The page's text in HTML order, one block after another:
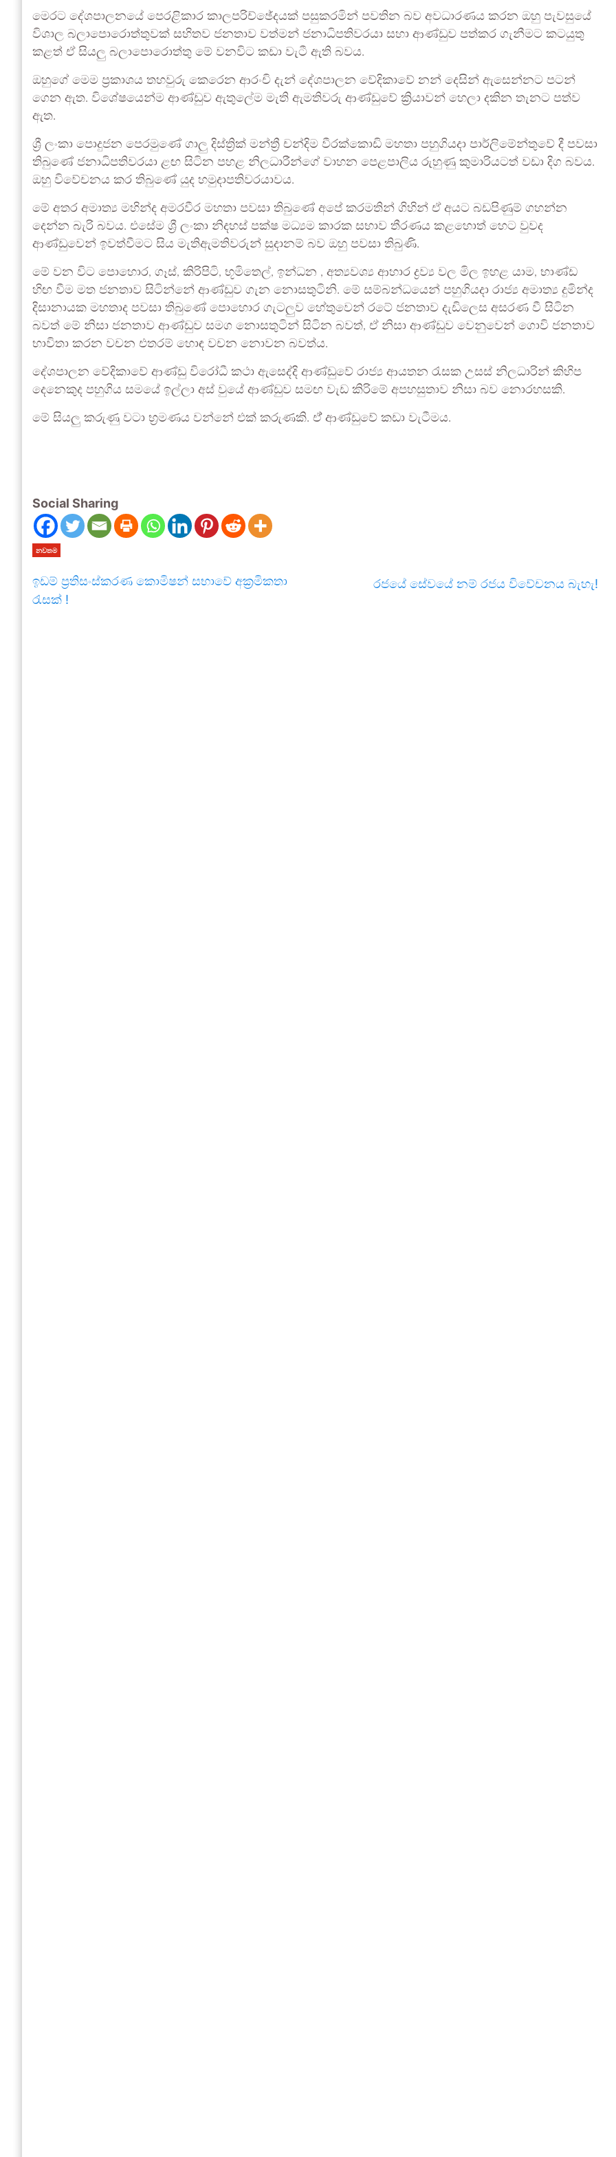
මෙරට දේශපාලනයේ පෙරළිකාර කාලපරිච්ඡේදයක් පසුකරමින් පවතින බව අවධාරණය කරන ඔහු පැවසුයේ
විශාල බලාපොරොත්තුවක් සහිතව ජනතාව වත්මන් ජනාධිපතිවරයා සහා ආණ්ඩුව පත්කර ගැනීමට කටයුතු
කළත් ඒ සියලු බලාපොරොත්තු මේ වනවිට කඩා වැටී ඇති බවය.
ඔහුගේ මෙම ප්‍රකාශය තහවුරු කෙරෙන ආරංචි දැන් දේශපාලන වේදිකාවේ නන් දෙසින් ඇසෙන්නට පටන්
ගෙන ඇත. විශේෂයෙන්ම ආණ්ඩුව ඇතුලේම මැති ඇමතිවරු ආණ්ඩුවේ ක්‍රියාවන් හෙලා දකින තැනට පත්ව
ඇත.
ශ්‍රී ලංකා පොදුජන පෙරමුණේ ගාලු දිස්ත්‍රික් මන්ත්‍රී චන්දිම වීරක්කොඩි මහතා පහුගියදා පාර්ලිමේන්තුවේ දී පවසා
තිබුණේ ජනාධිපතිවරයා ළඟ සිටින පහළ නිලධාරීන්ගේ වාහන පෙළපාලිය රුහුණු කුමාරියටත් වඩා දිග බවය.
ඔහු විවේචනය කර තිබුණේ යුද හමුදාපතිවරයාවය.
මේ අතර අමාත්‍ය මහින්ද අමරවීර මහතා පවසා තිබුණේ අපේ කරමතින් ගිහින් ඒ අයට බඩපිණුම් ගහන්න
දෙන්න බැරි බවය. එසේම ශ්‍රී ලංකා නිදහස් පක්ෂ මධ්‍යම කාරක සභාව තීරණය කළහොත් හෙට වුවද
ආණ්ඩුවෙන් ඉවත්වීමට සිය මැතිඇමතිවරුන් සුදානම් බව ඔහු පවසා තිබුණි.
මේ වන විට පොහොර, ගෑස්, කිරිපිටි, භූමිතෙල්, ඉන්ධන , අත්‍යවශ්‍ය ආහාර ද්‍රව්‍ය වල මිල ඉහළ යාම, භාණ්ඩ
හිඟ වීම මත ජනතාව සිටින්නේ ආණ්ඩුව ගැන නොසතුටිනි. මේ සම්බන්ධයෙන් පහුගියදා රාජ්‍ය අමාත්‍ය දුමින්ද
දිසානායක මහතාද පවසා තිබුණේ පොහොර ගැටලුව හේතුවෙන් රටේ ජනතාව දැඩිලෙස අසරණ වී සිටින
බවත් මේ නිසා ජනතාව ආණ්ඩුව සමග නොසතුටින් සිටින බවත්, ඒ නිසා ආණ්ඩුව වෙනුවෙන් ගොවි ජනතාව
භාවිතා කරන වචන එතරම් හොඳ වචන නොවන බවත්ය.
දේශපාලන වේදිකාවේ ආණ්ඩු විරෝධී කථා ඇසෙද්දි ආණ්ඩුවේ රාජ්‍ය ආයතන රැසක උසස් නිලධාරින් කිහිප
දෙනෙකුද පහුගිය සමයේ ඉල්ලා අස් වුයේ ආණ්ඩුව සමඟ වැඩ කිරිමේ අපහසුතාව නිසා බව නොරහසකි.
මේ සියලු කරුණු වටා භ්‍රමණය වන්නේ එක් කරුණකි. ඒ් ආණ්ඩුවේ කඩා වැටීමය.
Social Sharing
නවතම
ඉඩම් ප්‍රතිසංස්කරණ කොමිෂන් සභාවේ අක්‍රමිකතා
රැසක් !
රජයේ සේවයේ නම් රජය විවේචනය බැහැ!